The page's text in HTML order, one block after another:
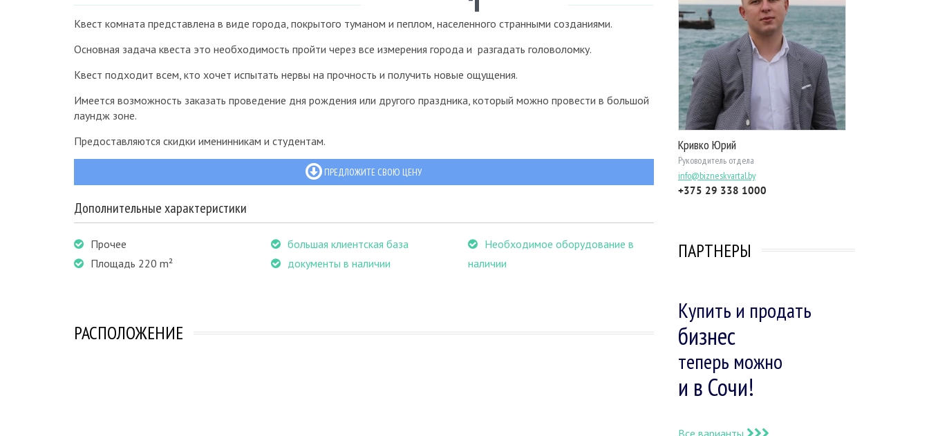
Квест комната представлена в виде города, покрытого туманом и пеплом, населенного странными созданиями.
Основная задача квеста это необходимость пройти через все измерения города и разгадать головоломку.
Квест подходит всем, кто хочет испытать нервы на прочность и получить новые ощущения.
Имеется возможность заказать проведение дня рождения или другого праздника, который можно провести в большой
лаундж зоне.
Предоставляются скидки именинникам и студентам.
ПРЕДЛОЖИТЕ СВОЮ ЦЕНУ
Дополнительные характеристики
Прочее
Площадь 220 m²
большая клиентская база
документы в наличии
Необходимое оборудование в
наличии
РАСПОЛОЖЕНИЕ
Кривко Юрий
Руководитель отдела
info@bizneskvartal.by
+375 29 338 1000
ПАРТНЕРЫ
Купить и продать
бизнес
теперь можно
и в Сочи!
Все варианты